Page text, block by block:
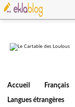
Accueil Français
Langues étrangères